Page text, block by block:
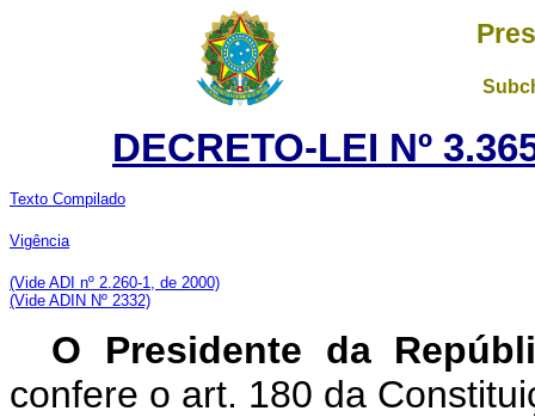
DECRETO-LEI Nº
Texto Compilado
Vigência
(Vide ADI nº 2.260-1, de 2000)
(Vide ADIN Nº 2332)
O Presidente da
confere o art. 180 da